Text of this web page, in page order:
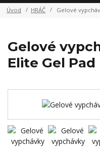
Úvod HRÁČ Gelové
Gelové
Elite Gel Pad